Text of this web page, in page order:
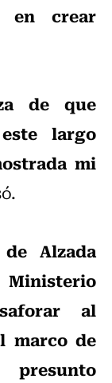
en crear
de que
largo
mi
Alzada
al
marco de